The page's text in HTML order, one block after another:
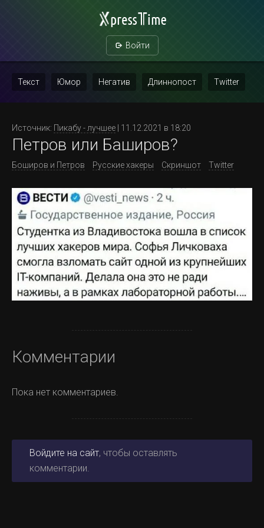
Войти
Текст Юмор Негатив Длиннопост Twitter
Повтор
Источник: Пикабу - лучшее | 11.12.2021 в 18:20
Петров или Баширов?
Боширов и Петров Русские хакеры Скриншот Twitter
Комментарии
Пока нет комментариев.
Войдите на сайт, чтобы оставлять
комментарии.